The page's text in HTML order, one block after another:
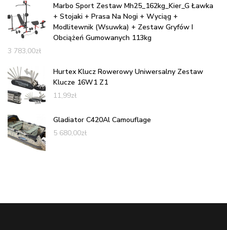
Marbo Sport Zestaw Mh25_162kg_Kier_G Ławka
+ Stojaki + Prasa Na Nogi + Wyciąg +
Modlitewnik (Wsuwka) + Zestaw Gryfów I
Obciążeń Gumowanych 113kg
3 783,00zł
Hurtex Klucz Rowerowy Uniwersalny Zestaw
Klucze 16W1 Z1
11,99zł
Gladiator C420Al Camouflage
5 680,00zł